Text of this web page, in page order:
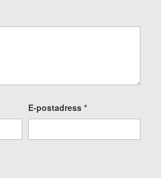
E-postadress *